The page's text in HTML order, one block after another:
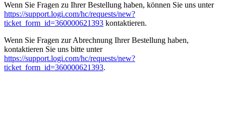
Wenn Sie Fragen zu Ihrer Bestellung haben, können Sie uns unter
https://support.logi.com/hc/requests/new?
ticket_form_id=360000621393 kontaktieren.
Wenn Sie Fragen zur Abrechnung Ihrer Bestellung haben,
kontaktieren Sie uns bitte unter
https://support.logi.com/hc/requests/new?
ticket_form_id=360000621393.